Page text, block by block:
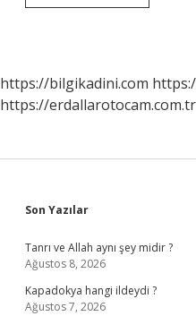
Olsun
https://bilgikadini.com
https://erdallarotocam.com.tr
Sidebar
Son Yazılar
Tanrı ve Allah aynı şey midir ?
Ağustos 8, 2026
Kapadokya hangi ildeydi ?
Ağustos 7, 2026